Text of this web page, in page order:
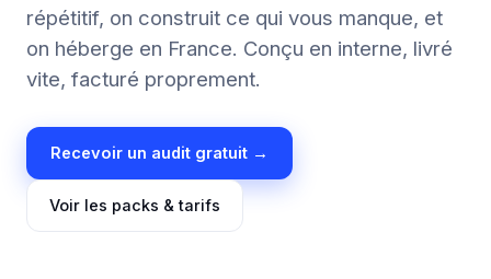
répétitif, on construit ce qui vous manque, et
on héberge en France. Conçu en interne, livré
vite, facturé proprement.
Recevoir un audit gratuit →
Voir les packs & tarifs